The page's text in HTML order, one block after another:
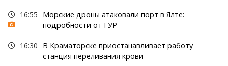
16:55
Морские дроны атаковали порт в Ялте:
подробности от ГУР
16:30
В Краматорске приостанавливает работу
станция переливания крови